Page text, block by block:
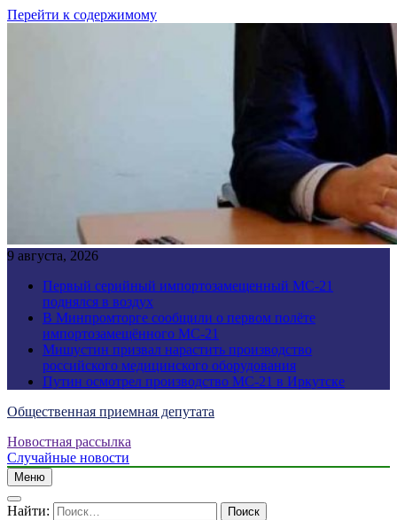
Перейти к содержимому
9 августа, 2026
Первый серийный импортозамещенный МС-21
поднялся в воздух
В Минпромторге сообщили о первом полёте
импортозамещённого МС-21
Мишустин призвал нарастить производство
российского медицинского оборудования
Путин осмотрел производство МС-21 в Иркутске
Общественная приемная депутата
Новостная рассылка
Случайные новости
Меню
Найти: